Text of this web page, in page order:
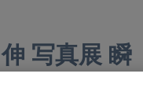
写真展 瞬